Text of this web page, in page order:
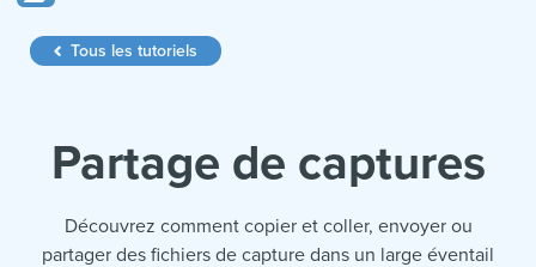
Tous les tutoriels
Partage de captures
Découvrez comment copier et coller, envoyer ou
partager des fichiers de capture dans un large éventail